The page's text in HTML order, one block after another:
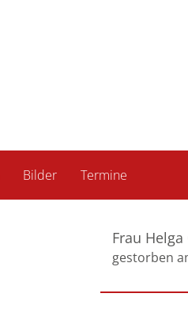
Bilder Termine
Frau
gestorben